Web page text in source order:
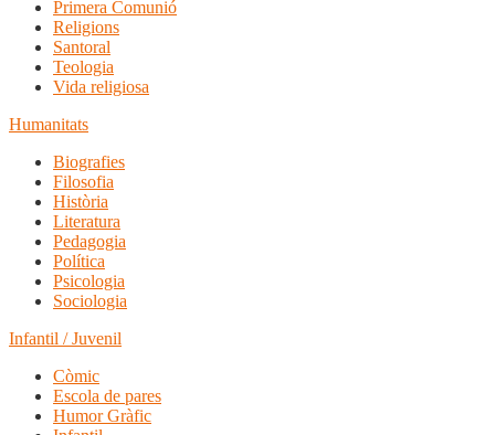
Primera Comunió
Religions
Santoral
Teologia
Vida religiosa
Humanitats
Biografies
Filosofia
Història
Literatura
Pedagogia
Política
Psicologia
Sociologia
Infantil / Juvenil
Còmic
Escola de pares
Humor Gràfic